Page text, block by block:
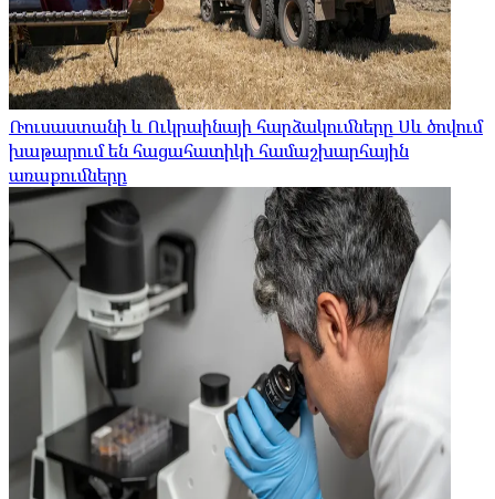
Ռուսաստանի և Ուկրաինայի հարձակումները Սև ծովում
խաթարում են հացահատիկի համաշխարհային
առաքումները